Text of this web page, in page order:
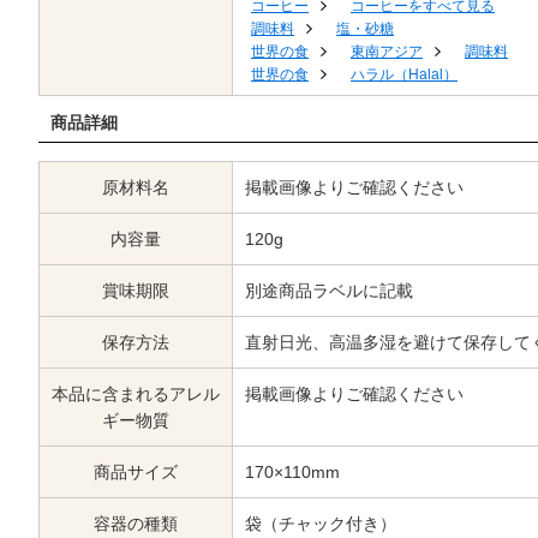
コーヒー
コーヒーをすべて見る
調味料
塩・砂糖
世界の食
東南アジア
調味料
世界の食
ハラル（Halal）
商品詳細
原材料名 掲載画像よりご確認ください
内容量 120g
賞味期限 別途商品ラベルに記載
保存方法 直射日光、高温多湿を避けて保存して
本品に含まれるアレル
ギー物質
掲載画像よりご確認ください
商品サイズ 170×110mm
容器の種類 袋（チャック付き）